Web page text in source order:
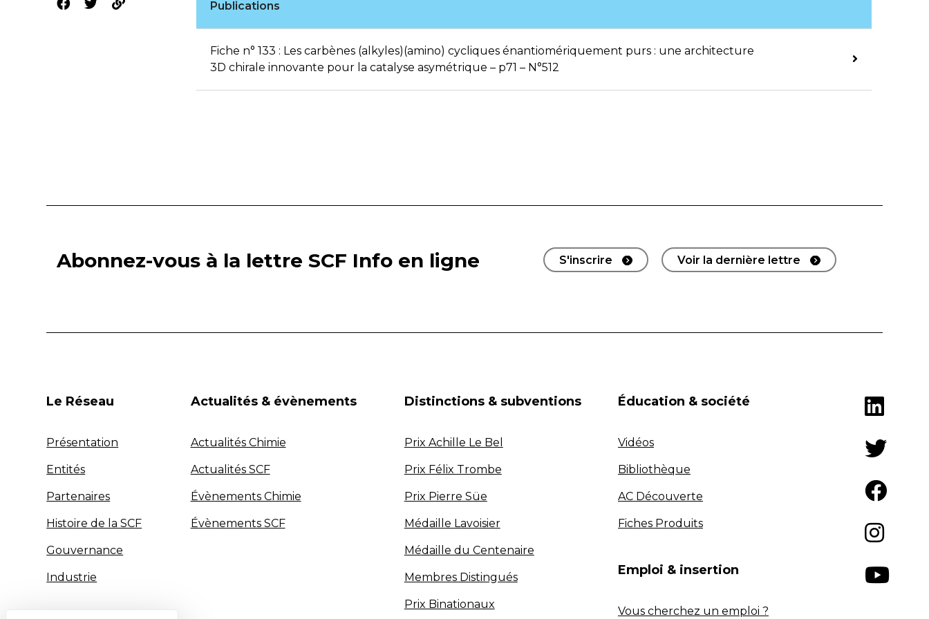
Publications
Fiche n° 133 : Les carbènes (alkyles)(amino) cycliques énantiomériquement purs : une architecture
3D chirale innovante pour la catalyse asymétrique – p71 – N°512
Abonnez-vous à la lettre SCF Info en ligne S'inscrire Voir la dernière lettre
Le Réseau
Présentation
Entités
Partenaires
Histoire de la SCF
Gouvernance
Industrie
Actualités & évènements
Actualités Chimie
Actualités SCF
Évènements Chimie
Évènements SCF
Distinctions & subventions
Prix Achille Le Bel
Prix Félix Trombe
Prix Pierre Süe
Médaille Lavoisier
Médaille du Centenaire
Membres Distingués
Prix Binationaux
Éducation & société
Vidéos
Bibliothèque
AC Découverte
Fiches Produits
Emploi & insertion
Vous cherchez un emploi ?